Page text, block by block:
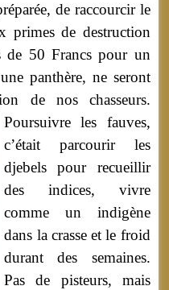
de raccourcir le
primes de destruction
de 50 Francs pour un
panthère, ne seront
de nos chasseurs.
Poursuivre les fauves,
c’était parcourir les
djebels pour recueillir
des indices, vivre
comme un indigène
dans la crasse et le froid
durant des semaines.
Pas de pisteurs, mais